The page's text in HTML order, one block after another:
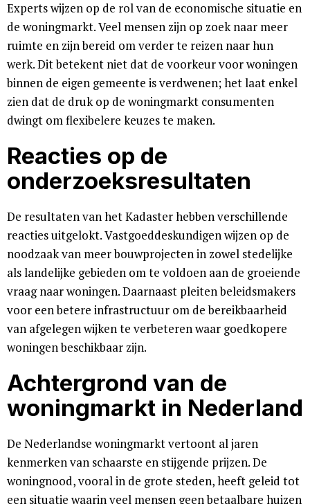
Experts wijzen op de rol van de economische situatie en
de woningmarkt. Veel mensen zijn op zoek naar meer
ruimte en zijn bereid om verder te reizen naar hun
werk. Dit betekent niet dat de voorkeur voor woningen
binnen de eigen gemeente is verdwenen; het laat enkel
zien dat de druk op de woningmarkt consumenten
dwingt om flexibelere keuzes te maken.
Reacties op de
onderzoeksresultaten
De resultaten van het Kadaster hebben verschillende
reacties uitgelokt. Vastgoeddeskundigen wijzen op de
noodzaak van meer bouwprojecten in zowel stedelijke
als landelijke gebieden om te voldoen aan de groeiende
vraag naar woningen. Daarnaast pleiten beleidsmakers
voor een betere infrastructuur om de bereikbaarheid
van afgelegen wijken te verbeteren waar goedkopere
woningen beschikbaar zijn.
Achtergrond van de
woningmarkt in Nederland
De Nederlandse woningmarkt vertoont al jaren
kenmerken van schaarste en stijgende prijzen. De
woningnood, vooral in de grote steden, heeft geleid tot
een situatie waarin veel mensen geen betaalbare huizen